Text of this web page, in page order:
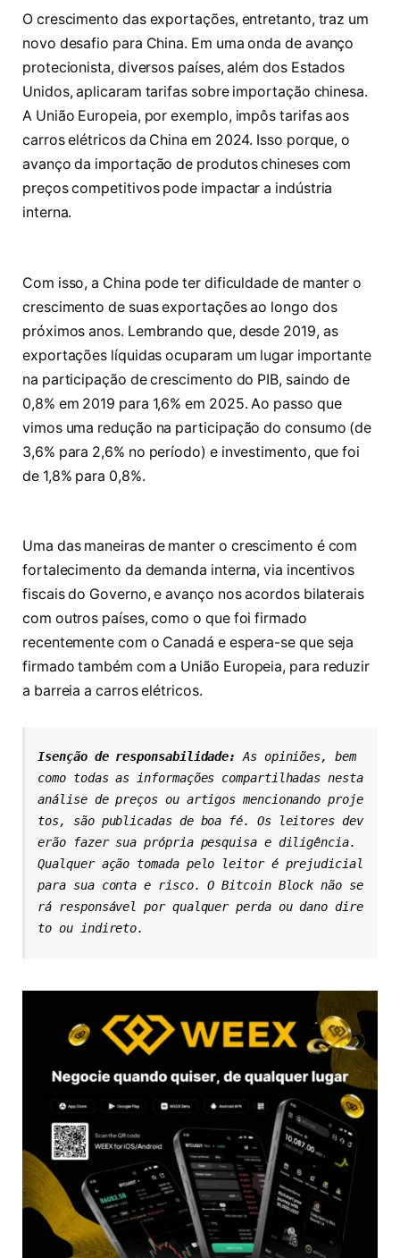
O crescimento das exportações, entretanto, traz um
novo desafio para China. Em uma onda de avanço
protecionista, diversos países, além dos Estados
Unidos, aplicaram tarifas sobre importação chinesa.
A União Europeia, por exemplo, impôs tarifas aos
carros elétricos da China em 2024. Isso porque, o
avanço da importação de produtos chineses com
preços competitivos pode impactar a indústria
interna.
Com isso, a China pode ter dificuldade de manter o
crescimento de suas exportações ao longo dos
próximos anos. Lembrando que, desde 2019, as
exportações líquidas ocuparam um lugar importante
na participação de crescimento do PIB, saindo de
0,8% em 2019 para 1,6% em 2025. Ao passo que
vimos uma redução na participação do consumo (de
3,6% para 2,6% no período) e investimento, que foi
de 1,8% para 0,8%.
Uma das maneiras de manter o crescimento é com
fortalecimento da demanda interna, via incentivos
fiscais do Governo, e avanço nos acordos bilaterais
com outros países, como o que foi firmado
recentemente com o Canadá e espera-se que seja
firmado também com a União Europeia, para reduzir
a barreia a carros elétricos.
Isenção de responsabilidade: As opiniões, bem
como todas as informações compartilhadas nesta
análise de preços ou artigos mencionando proje
tos, são publicadas de boa fé. Os leitores dev
erão fazer sua própria pesquisa e diligência.
Qualquer ação tomada pelo leitor é prejudicial
para sua conta e risco. O Bitcoin Block não se
rá responsável por qualquer perda ou dano dire
to ou indireto.